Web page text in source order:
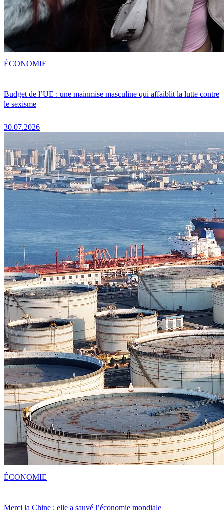
Budget de l’UE : une mainmise masculine qui affaiblit la lutte contre
le sexisme
30.07.2026
ÉCONOMIE
Merci la Chine : elle a sauvé l’économie mondiale
ÉCONOMIE